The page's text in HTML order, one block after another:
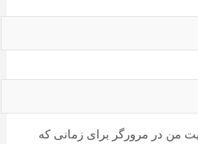
من در مرورگر برای زمانی که